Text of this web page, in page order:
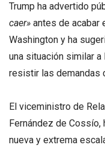
Trump ha advertido
caer» antes de acabar
Washington y ha
una situación similar
resistir las demandas
El viceministro de
Fernández de Cossío,
nueva y extrema